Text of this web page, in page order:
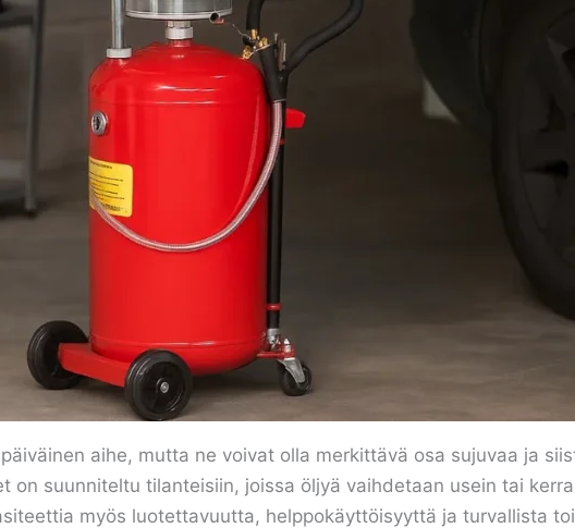
aihe, mutta ne voivat olla merkittävä osa sujuvaa ja
on suunniteltu tilanteisiin, joissa öljyä vaihdetaan usein tai
myös luotettavuutta, helppokäyttöisyyttä ja turvallista